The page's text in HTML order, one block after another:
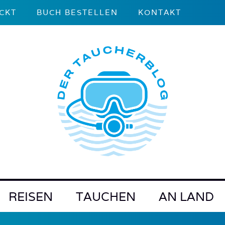
BUCH BESTELLEN KONTAKT
REISEN TAUCHEN AN LAND